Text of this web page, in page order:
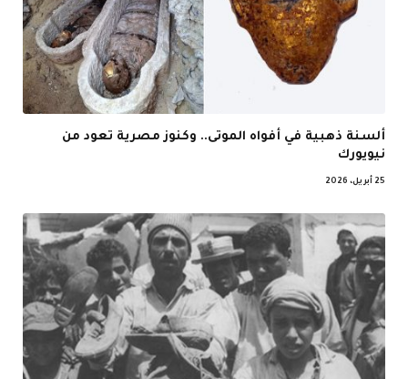
ألسنة ذهبية في أفواه الموتى.. وكنوز مصرية تعود من
نيويورك
25 أبريل، 2026